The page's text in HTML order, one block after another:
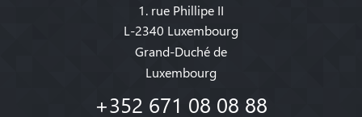
1. rue Phillipe II
L-2340 Luxembourg
Grand-Duché de
Luxembourg
+352 671 08 08 88